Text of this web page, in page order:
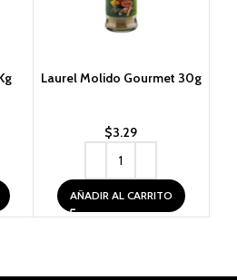
Laurel Molido Gourmet 30g
$3.29
AÑADIR AL CARRITO